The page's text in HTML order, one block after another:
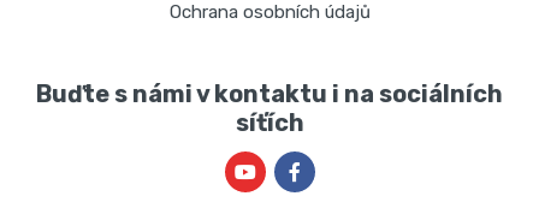
Ochrana osobních údajů
Buďte s námi v kontaktu i na sociálních
síťích